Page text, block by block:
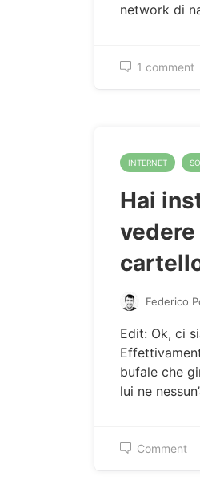
network di
1 comment
INTERNET
Hai
Federico
Edit: Ok, ci
bufale che
lui ne
Comment